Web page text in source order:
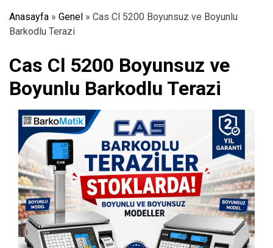
Anasayfa » Genel » Cas Cl 5200 Boyunsuz ve Boyunlu
Barkodlu Terazi
Cas Cl 5200 Boyunsuz ve
Boyunlu Barkodlu Terazi